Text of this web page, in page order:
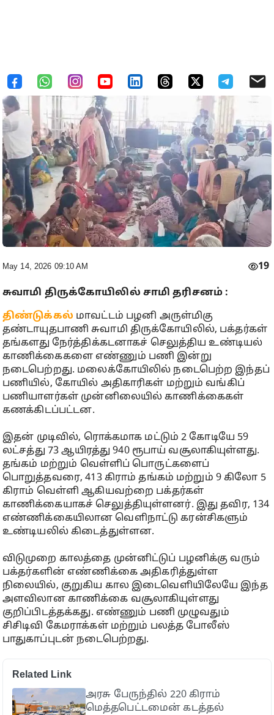
May 14, 2026 09:10 AM 19
சுவாமி திருக்கோயிலில் சாமி தரிசனம் :
திண்டுக்கல் மாவட்டம் பழனி அருள்மிகு
தண்டாயுதபாணி சுவாமி திருக்கோயிலில், பக்தர்கள்
தங்களது நேர்த்திக்கடனாகச் செலுத்திய உண்டியல்
காணிக்கைகளை எண்ணும் பணி இன்று
நடைபெற்றது. மலைக்கோயிலில் நடைபெற்ற இந்தப்
பணியில், கோயில் அதிகாரிகள் மற்றும் வங்கிப்
பணியாளர்கள் முன்னிலையில் காணிக்கைகள்
கணக்கிடப்பட்டன.
​இதன் முடிவில், ரொக்கமாக மட்டும் 2 கோடியே 59
லட்சத்து 73 ஆயிரத்து 940 ரூபாய் வசூலாகியுள்ளது.
தங்கம் மற்றும் வெள்ளிப் பொருட்களைப்
பொறுத்தவரை, 413 கிராம் தங்கம் மற்றும் 9 கிலோ 5
கிராம் வெள்ளி ஆகியவற்றை பக்தர்கள்
காணிக்கையாகச் செலுத்தியுள்ளனர். இது தவிர, 134
எண்ணிக்கையிலான வெளிநாட்டு கரன்சிகளும்
உண்டியலில் கிடைத்துள்ளன.
விடுமுறை காலத்தை முன்னிட்டுப் பழனிக்கு வரும்
பக்தர்களின் எண்ணிக்கை அதிகரித்துள்ள
நிலையில், குறுகிய கால இடைவெளியிலேயே இந்த
அளவிலான காணிக்கை வசூலாகியுள்ளது
குறிப்பிடத்தக்கது. எண்ணும் பணி முழுவதும்
சிசிடிவி கேமராக்கள் மற்றும் பலத்த போலீஸ்
பாதுகாப்புடன் நடைபெற்றது.
Related Link
அரசு பேருந்தில் 220 கிராம்
மெத்தபெட்டமைன் கடத்தல்